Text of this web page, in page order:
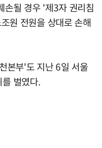
손될 경우 '제3자 권리침
원 전원을 상대로 손해
본부'도 지난 6일 서울
벌였다.